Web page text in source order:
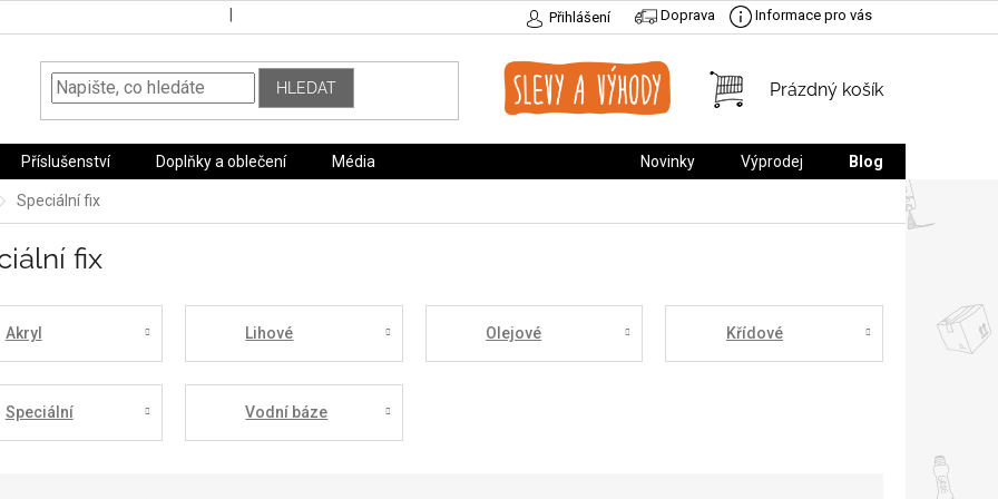
Přihlášení Doprava Informace pro vás
HLEDAT
NÁKUPNÍ
Prázdný košík
Příslušenství Doplňky a oblečení Média Novinky Výprodej Blog
Speciální fix
fix
Akryl Lihové Olejové Křídové
Speciální Vodní báze